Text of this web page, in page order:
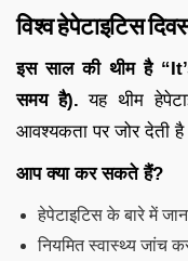
विश्व हेपेटाइटिस
इस साल की थीम है
समय है). यह थीम
आवश्यकता पर जोर देती
आप क्या कर सकते हैं?
हेपेटाइटिस के बारे में
नियमित स्वास्थ्य जांच